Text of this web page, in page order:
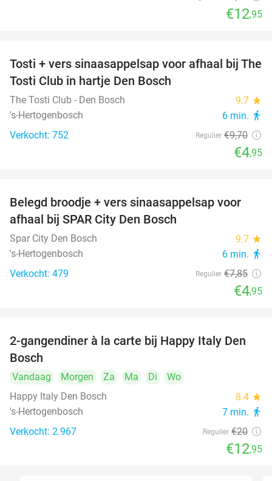
€12,95
49%
Tosti + vers sinaasappelsap voor afhaal bij The
Tosti Club in hartje Den Bosch
The Tosti Club - Den Bosch 9.7 star
's-Hertogenbosch 6 min. directions_walk
Verkocht: 752 Regulier €9,70
€4,95
37%
Belegd broodje + vers sinaasappelsap voor
afhaal bij SPAR City Den Bosch
Spar City Den Bosch 9.7 star
's-Hertogenbosch 6 min. directions_walk
Verkocht: 479 Regulier €7,85
€4,95
35%
2-gangendiner à la carte bij Happy Italy Den
Bosch
Vandaag Morgen Za Ma Di
Wo
Happy Italy Den Bosch
8.4 star
's-Hertogenbosch 7 min. directions_walk
Verkocht: 2.967 Regulier €20
€12,95